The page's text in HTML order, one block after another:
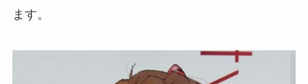
ます。